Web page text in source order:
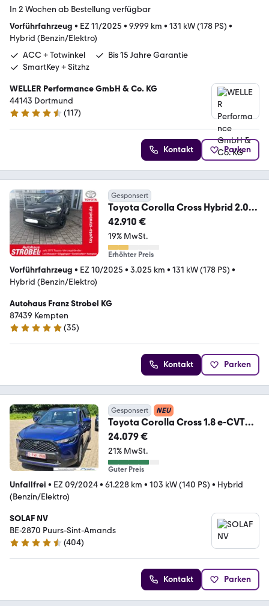
In 2 Wochen ab Bestellung verfügbar
Vorführfahrzeug • EZ 11/2025 • 9.999 km • 131 kW (178 PS) •
Hybrid (Benzin/Elektro)
ACC + Totwinkel
Bis 15 Jahre Garantie
SmartKey + Sitzhz
WELLER Performance GmbH & Co. KG
44143 Dortmund
4.6 Sterne
(117)
Kontakt Parken
Gesponsert
Toyota Corolla Cross Hybrid 2.0
VVT-i Teamplayer
42.910 €
19% MwSt.
Erhöhter Preis
Vorführfahrzeug • EZ 10/2025 • 3.025 km • 131 kW (178 PS) •
Hybrid (Benzin/Elektro)
Autohaus Franz Strobel KG
87439 Kempten
5 Sterne
(35)
Kontakt Parken
Gesponsert NEU
Toyota Corolla Cross 1.8 e-CVT
Hybrid Dynamic Aut. Vir
24.079 €
21% MwSt.
Guter Preis
Unfallfrei • EZ 09/2024• 61.228 km • 103 kW (140 PS) • Hybrid
(Benzin/Elektro)
SOLAF NV
BE-2870 Puurs-Sint-Amands
4.5 Sterne
(404)
Kontakt Parken